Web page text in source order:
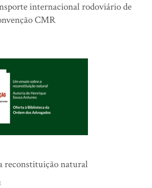
internacional rodoviário de
CMR
reconstituição natural